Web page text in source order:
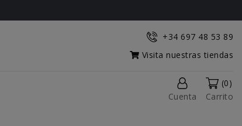
+34 697 48 53 89
Visita nuestras tiendas
Cuenta
(0)
Carrito